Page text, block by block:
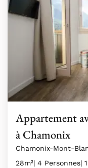
Appartement
à Chamonix
Chamonix-Mont-
28m²| 4 Personnes|